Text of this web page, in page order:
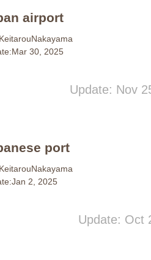
airport
KeitarouNakayama
Mar 30, 2025
Update: Nov
port
KeitarouNakayama
Jan 2, 2025
Update: Oct